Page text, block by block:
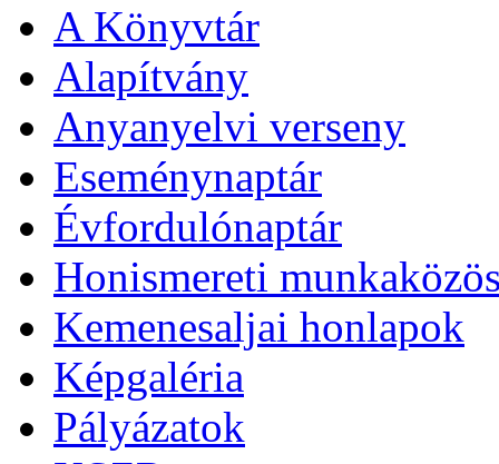
A Könyvtár
Alapítvány
Anyanyelvi verseny
Eseménynaptár
Évfordulónaptár
Honismereti
Kemenesaljai honlapok
Képgaléria
Pályázatok